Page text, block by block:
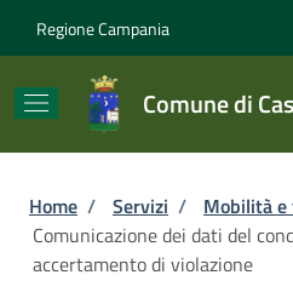
Regione Campania
Comune di
Briciole di pane
Home / Servizi / Mobilità
Comunicazione dei dati del
accertamento di violazione